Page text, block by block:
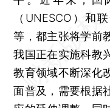
（UNESCO）和
等，都主张将学前
我国正在实施科教
教育领域不断深化
面普及，需要根据